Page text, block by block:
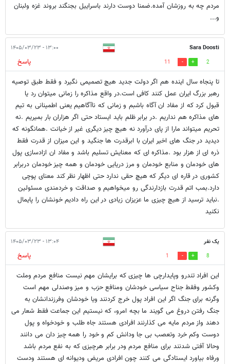
مردم چه به روزشان آمده.ضمنا دوست دارند باسراییل بجنگند بروند غزه ولبنان
و...
Sara Doosti ۱۳:۰۰ - ۱۴۰۵/۰۳/۲۳
2
11
پاسخ
تا پنجاه سال اینده هم اگر دولت جدید هیچ تصمیمی نگیرد و فقط طبق توصیه
رهبر بزرگ ایران عمل کنند کافی است.در واقع مذاکره را زمانی میتوان رد یا
قبول کرد که از مفاد ان آگاه باشبم و زمانی که ناآگاهیم یعنی اطمینانی به تیم
های مذاکره هم نداریم .در برابر ظلم باید ایستاد حتی اگر هزاران بار بمیریم .نه
تحریم میتواند مارا از پای درآورد نه هیچ چیز دیگری غیر از خیانت .همانگونه که
دیدید در جنگ های اخیر ایران با ابرقدرت ها جنگید و این میزان از قدرت فقط
ذره ای از هزار بود .مذاکره ای که معنایش تسلیم باشد و مفاد ان ازادسازی پول
های خودمان و منابع خودمان و مرز دریایی خودمان و همه چیز خودمان دربرابر
کشوری در قاره ای دیگر که هیچ حقی ندارد حتی اظهار نظر کند معنای پوچی
دارد.بمب اتم قدرت بازدارندگی رو میخواهیم و صداقت و خردمندی مسئولین
.نباید ترسید از هیچ چیزی ما عزیزان زیادی در این راه دادیم خونشان را پایمال
نکنید
یک نفر ۱۳:۰۴ - ۱۴۰۵/۰۳/۲۳
8
1
پاسخ
این افراد تندرو وپایدارچی ها چیزی که برایشان مهم نیست منافع مردم وملت
وکشور وفقط جناح سیاسی خودشان ومنافع حزب و میز وصندلی مهم است
وگرنه برای جنگ اگر این افراد پول خرج کردنند ویا خودشان وفرزندانشان به
جنگ رفتن دروغ می گویند ما بچه امرو، که نیستیم این جماعت فقط شعار می
دهند واز مردم مایه می کذارنند افرادی هستند جاه طلب و خودخواه و پول
دوست وکم خرد وتعصب بی جا ودانش کم و خود را همه چیز دان می دانند
وحالا آفتی شدنند برای منافع مردم ودر برابر هرچیزی که به نفع مردم باشد
ورفاه بیاورد ایستادگی می کنند چون افرادی مریض ودیوانه ای هستند ودست